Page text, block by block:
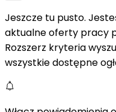
Jeszcze tu pusto.
aktualne oferty pracy
Rozszerz kryteria
wszystkie dostępne